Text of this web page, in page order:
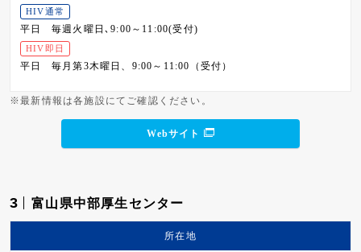
HIV通常
平日 毎週火曜日､9:00～11:00(受付)
HIV即日
平日 毎月第3木曜日、9:00～11:00（受付）
※最新情報は各施設にてご確認ください。
Webサイト
3 富山県中部厚生センター
所在地